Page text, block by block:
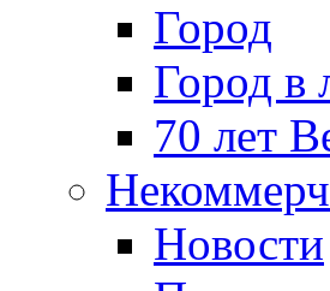
Город
Город в
70 лет
Новости